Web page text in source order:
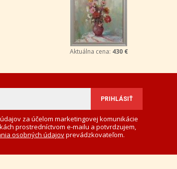
Aktuálna cena: 430 €
za účelom marketingovej komunikácie
prostredníctvom e-mailu a potvrdzujem,
osobných údajovprevádzkovateľom.